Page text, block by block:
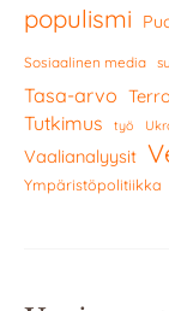
populismi
Sosiaalinen media
Tasa-arvo
Tutkimus työ
Vaalianalyysit
Ympäristöpolitiikka